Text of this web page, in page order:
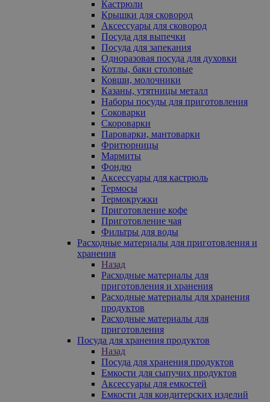
Кастрюли
Крышки для сковород
Аксессуары для сковород
Посуда для выпечки
Посуда для запекания
Одноразовая посуда для духовки
Котлы, баки столовые
Ковши, молочники
Казаны, утятницы металл
Наборы посуды для приготовления
Соковарки
Скороварки
Пароварки, мантоварки
Фритюрницы
Мармиты
Фондю
Аксессуары для кастрюль
Термосы
Термокружки
Приготовление кофе
Приготовление чая
Фильтры для воды
Расходные материалы для приготовления и
хранения
Назад
Расходные материалы для
приготовления и хранения
Расходные материалы для хранения
продуктов
Расходные материалы для
приготовления
Посуда для хранения продуктов
Назад
Посуда для хранения продуктов
Емкости для сыпучих продуктов
Аксессуары для емкостей
Емкости для кондитерских изделий